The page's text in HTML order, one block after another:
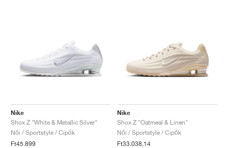
Nike
Shox Z "White & Metallic Silver"
Női / Sportstyle / Cipők
Ft45.899
Nike
Shox Z "Oatmeal & Linen"
Női / Sportstyle / Cipők
Ft33.038,14